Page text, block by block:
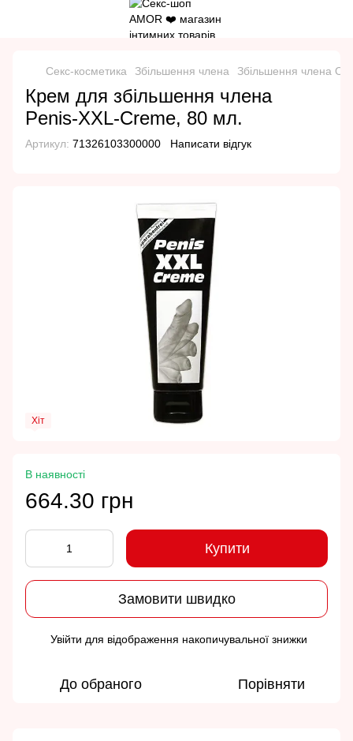
Секс-косметика Збільшення члена Збільшення члена
Крем для збільшення члена
Penis-XXL-Creme, 80 мл.
Артикул: 71326103300000 Написати відгук
Хіт
В наявності
664.30 грн
Купити
Замовити швидко
Увійти для відображення накопичувальної знижки
До обраного Порівняти